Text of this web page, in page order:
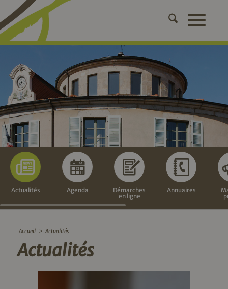
Actualités Agenda
Démarches
en ligne
Annuaires
Accueil > Actualités
Actualités